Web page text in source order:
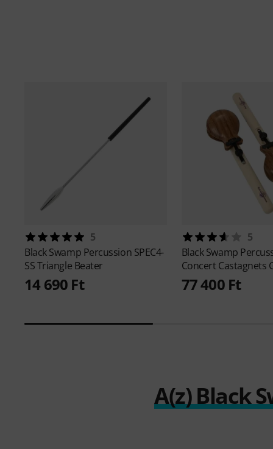
5
Black Swamp Percussion SPEC4-
SS Triangle Beater
14 690 Ft
5
Black Swamp
Concert Castagnets
77 400 Ft
A(z) Black